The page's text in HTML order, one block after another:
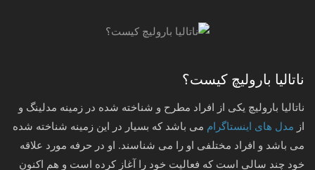
ناتالیا بارولیچ کیست؟
ناتالیا بارولیچ یکی از افراد مطرح و شناخته شده در زمینه مدلینگ و
از مدل های اینستاگرام می باشد که بسیار در این زمینه شناخته شده
می باشد و افراد مختلفی او را می شناسند. او در حرفه مورد علاقه
خود چند سالی است که فعالیت خود را آغاز کرده است و هم اکنون